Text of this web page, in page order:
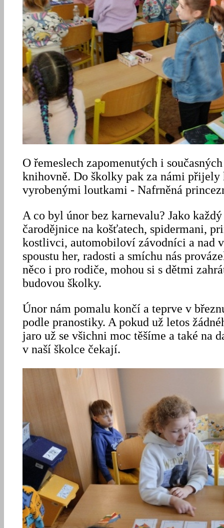
O řemeslech zapomenutých i
knihovně. Do školky pak za námi přijely
vyrobenými loutkami - Nafrněná
A co byl únor bez karnevalu? Jako
čarodějnice na košťatech, spidermani,
kostlivci, automobiloví závodníci a nad
spoustu her, radosti a smíchu nás
něco i pro rodiče, mohou si s dětmi
budovou školky.
Únor nám pomalu končí a teprve v
podle pranostiky. A pokud už letos
jaro už se všichni moc těšíme a také na
v naší školce čekají.